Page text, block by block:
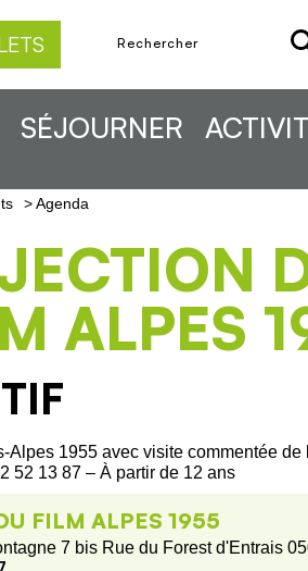
SÉJOURNER
>Agenda
ALPES
Alpes 1955 avec visite commentée de
52 13 87 – À partir de 12 ans
FILM ALPES 1955
7 bis Rue du Forest d'Entrais